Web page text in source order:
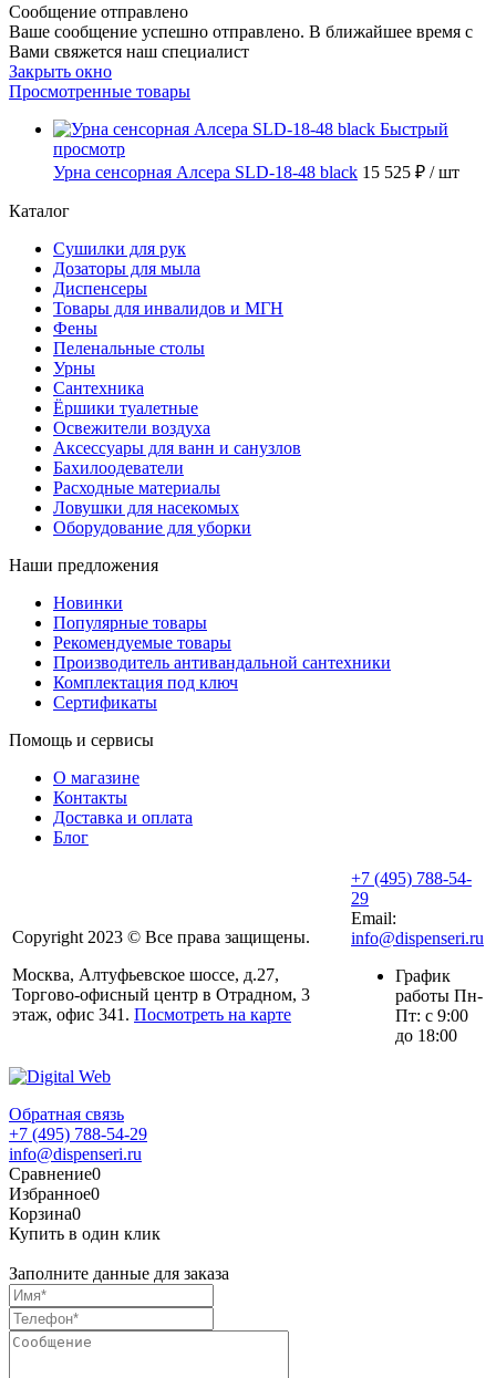
Сообщение отправлено
Ваше сообщение успешно отправлено. В ближайшее время с
Вами свяжется наш специалист
Закрыть окно
Просмотренные товары
Быстрый
просмотр
Урна сенсорная Алсера SLD-18-48 black 15 525 ₽ / шт
Каталог
Сушилки для рук
Дозаторы для мыла
Диспенсеры
Товары для инвалидов и МГН
Фены
Пеленальные столы
Урны
Сантехника
Ёршики туалетные
Освежители воздуха
Аксессуары для ванн и санузлов
Бахилоодеватели
Расходные материалы
Ловушки для насекомых
Оборудование для уборки
Наши предложения
Новинки
Популярные товары
Рекомендуемые товары
Производитель антивандальной сантехники
Комплектация под ключ
Сертификаты
Помощь и сервисы
О магазине
Контакты
Доставка и оплата
Блог
Copyright 2023 © Все права защищены.
Москва, Алтуфьевское шоссе, д.27,
Торгово-офисный центр в Отрадном, 3
этаж, офис 341. Посмотреть на карте
+7 (495) 788-54-
29
Email:
info@dispenseri.ru
График
работы Пн-
Пт: с 9:00
до 18:00
Обратная связь
+7 (495) 788-54-29
info@dispenseri.ru
Сравнение0
Избранное0
Корзина0
Купить в один клик
Заполните данные для заказа